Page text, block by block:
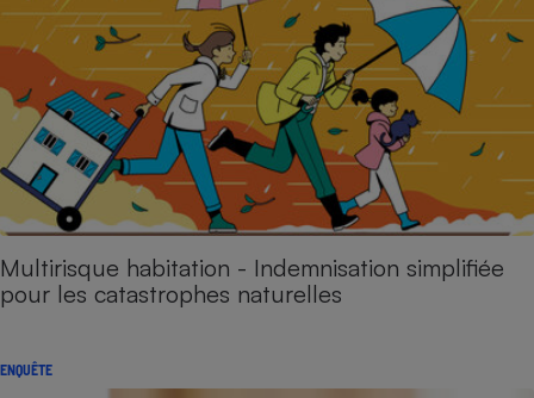
Multirisque habitation - Indemnisation simplifiée
pour les catastrophes naturelles
ENQUÊTE